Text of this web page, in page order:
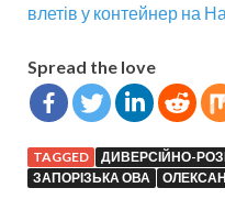
влетів у контейнер на
Spread the love
TAGGED
ДИВЕРСІЙНО-
ЗАПОРІЗЬКА ОВА